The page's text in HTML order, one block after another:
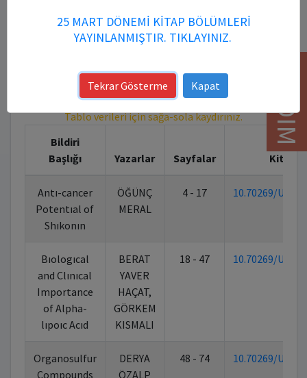
10.70269/UUJ5LE7NRQU8 - DOI İçerik
Detayları
Tablo verileri için sağa-sola kaydırınız.
Bildiri
Başlığı
Yazarlar Sayfalar Kitap
Antı-cancer
Potentıal of
Shıkonın
ÖĞÜNÇ
MERAL
4 - 17 10.70269/
Bıologıcal
and Clınıcal
Importance
of Alpha-
lıpoıc Acıd
BERAT
YAVER
HAÇAT,
GÖRKEM
KISMALI
18 - 47 10.70269/
Organosulfur
Compounds
DERYA
ÖZALP
48 - 74 10.70269/
YARDIM
25 MART DÖNEMİ KİTAP BÖLÜMLERİ
YAYINLANMIŞTIR. TIKLAYINIZ.
Tekrar Gösterme Kapat